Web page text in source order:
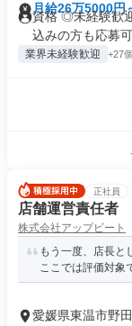
月給26万5000円
資格 ◎未経験歓
込みの方も応募可
業界未経験歓迎 +27個
正社員
店舗運営責任者
株式会社アップビート
もう一度、店長と
ここでは評価対象
愛媛県東温市野田